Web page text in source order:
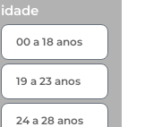
idade